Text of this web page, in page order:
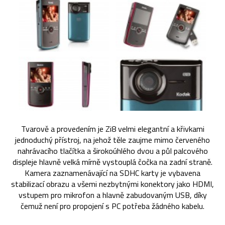
Tvarově a provedením je Zi8 velmi elegantní a křivkami
jednoduchý přístroj, na jehož těle zaujme mimo červeného
nahrávacího tlačítka a širokoúhlého dvou a půl palcového
displeje hlavně velká mírně vystouplá čočka na zadní straně.
Kamera zaznamenávající na SDHC karty je vybavena
stabilizací obrazu a všemi nezbytnými konektory jako HDMI,
vstupem pro mikrofon a hlavně zabudovaným USB, díky
čemuž není pro propojení s PC potřeba žádného kabelu.